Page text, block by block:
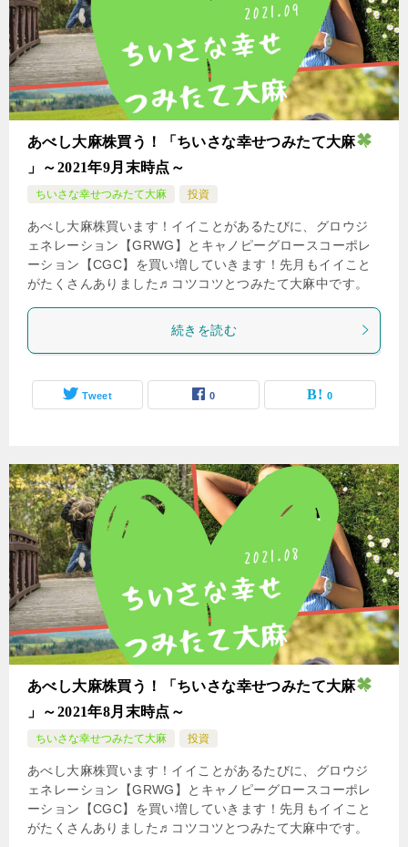
あべし大麻株買う！「ちいさな幸せつみたて大麻
」～2021年9月末時点～
ちいさな幸せつみたて大麻 投資
あべし大麻株買います！イイことがあるたびに、グロウジ
ェネレーション【GRWG】とキャノピーグロースコーポレ
ーション【CGC】を買い増していきます！先月もイイこと
がたくさんありました♬コツコツとつみたて大麻中です。
続きを読む
Tweet 0 0
あべし大麻株買う！「ちいさな幸せつみたて大麻
」～2021年8月末時点～
ちいさな幸せつみたて大麻 投資
あべし大麻株買います！イイことがあるたびに、グロウジ
ェネレーション【GRWG】とキャノピーグロースコーポレ
ーション【CGC】を買い増していきます！先月もイイこと
がたくさんありました♬コツコツとつみたて大麻中です。